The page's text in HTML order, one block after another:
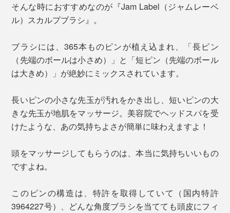
そんな時におすすめなのが『Jam Label（ジャムレーベ
ル）スカルプブラシ』。
ブラシには、365本ものピンが植え込まれ、「長ピン
（先端のボールは小さめ）」と「短ピン（先端のボール
は大きめ）」が絶妙にミックスされています。
長いピンの小さな先玉が汚れをかき出し、短いピンの大
きな先玉が地肌をマッサージ。美容院でヘッドスパを受
けたような、あの気持ちよさが簡単に味わえますよ！
頭をマッサージしてもらうのは、本当に気持ちいいもの
ですよね。
このピンの構造は、特許を取得していて（国内特許
3964227号）、どんな角度ブラシを当てても頭皮にフィ